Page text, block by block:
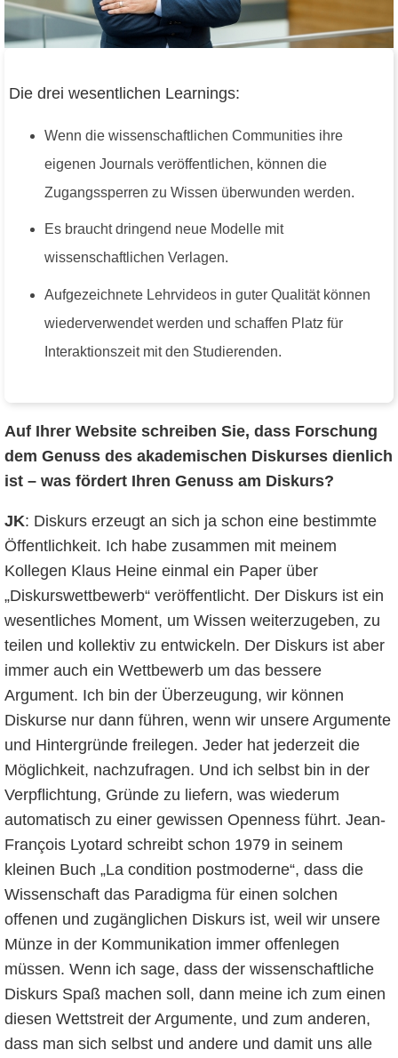
Die drei wesentlichen Learnings:
Wenn die wissenschaftlichen Communities ihre
eigenen Journals veröffentlichen, können die
Zugangssperren zu Wissen überwunden werden.
Es braucht dringend neue Modelle mit
wissenschaftlichen Verlagen.
Aufgezeichnete Lehrvideos in guter Qualität können
wiederverwendet werden und schaffen Platz für
Interaktionszeit mit den Studierenden.
Auf Ihrer Website schreiben Sie, dass Forschung
dem Genuss des akademischen Diskurses dienlich
ist – was fördert Ihren Genuss am Diskurs?
JK: Diskurs erzeugt an sich ja schon eine bestimmte
Öffentlichkeit. Ich habe zusammen mit meinem
Kollegen Klaus Heine einmal ein Paper über
„Diskurswettbewerb“ veröffentlicht. Der Diskurs ist ein
wesentliches Moment, um Wissen weiterzugeben, zu
teilen und kollektiv zu entwickeln. Der Diskurs ist aber
immer auch ein Wettbewerb um das bessere
Argument. Ich bin der Überzeugung, wir können
Diskurse nur dann führen, wenn wir unsere Argumente
und Hintergründe freilegen. Jeder hat jederzeit die
Möglichkeit, nachzufragen. Und ich selbst bin in der
Verpflichtung, Gründe zu liefern, was wiederum
automatisch zu einer gewissen Openness führt. Jean-
François Lyotard schreibt schon 1979 in seinem
kleinen Buch „La condition postmoderne“, dass die
Wissenschaft das Paradigma für einen solchen
offenen und zugänglichen Diskurs ist, weil wir unsere
Münze in der Kommunikation immer offenlegen
müssen. Wenn ich sage, dass der wissenschaftliche
Diskurs Spaß machen soll, dann meine ich zum einen
diesen Wettstreit der Argumente, und zum anderen,
dass man sich selbst und andere und damit uns alle